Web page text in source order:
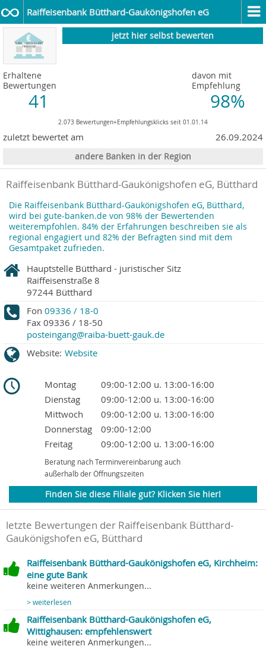
Raiffeisenbank Bütthard-Gaukönigshofen eG
jetzt hier selbst bewerten
Erhaltene
Bewertungen
41
davon mit
Empfehlung
98%
2.073 Bewertungen+Empfehlungsklicks seit 01.01.14
zuletzt bewertet am 26.09.2024
andere Banken in der Region
Raiffeisenbank Bütthard-Gaukönigshofen eG, Bütthard
Die Raiffeisenbank Bütthard-Gaukönigshofen eG, Bütthard,
wird bei gute-banken.de von 98% der Bewertenden
weiterempfohlen. 84% der Erfahrungen beschreiben sie als
regional engagiert und 82% der Befragten sind mit dem
Gesamtpaket zufrieden.
Hauptstelle Bütthard - juristischer Sitz
Raiffeisenstraße 8
97244 Bütthard
Fon 09336 / 18-0
Fax 09336 / 18-50
posteingang@raiba-buett-gauk.de
Website: Website
Montag
09:00-12:00 u. 13:00-16:00
Dienstag
09:00-12:00 u. 13:00-16:00
Mittwoch
09:00-12:00 u. 13:00-16:00
Donnerstag
09:00-12:00
Freitag
09:00-12:00 u. 13:00-16:00
Beratung nach Terminvereinbarung auch
außerhalb der Öffnungszeiten
Finden Sie diese Filiale gut? Klicken Sie hier!
letzte Bewertungen der Raiffeisenbank Bütthard-
Gaukönigshofen eG, Bütthard
Raiffeisenbank Bütthard-Gaukönigshofen eG, Kirchheim:
eine gute Bank
keine weiteren Anmerkungen...
> weiterlesen
Raiffeisenbank Bütthard-Gaukönigshofen eG,
Wittighausen: empfehlenswert
keine weiteren Anmerkungen...